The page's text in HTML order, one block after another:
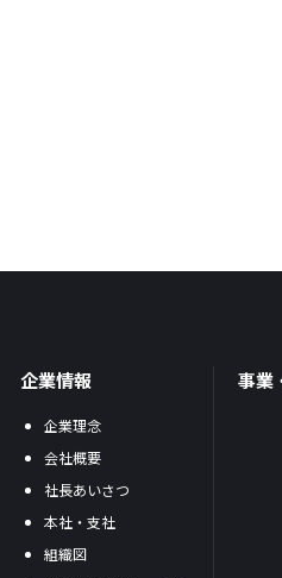
企業情報
企業理念
会社概要
社長あいさつ
本社・支社
組織図
事業